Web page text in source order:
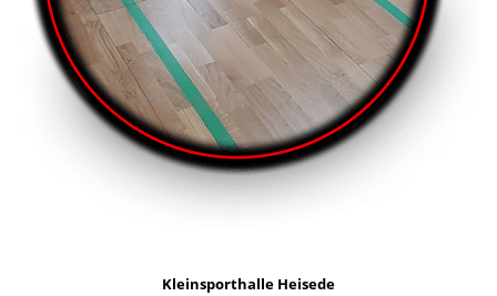
Kleinsporthalle Heisede